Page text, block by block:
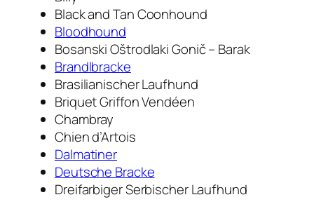
Black and Tan Coonhound
Bloodhound
Bosanski Oštrodlaki Gonič – Barak
Brandlbracke
Brasilianischer Laufhund
Briquet Griffon Vendéen
Chambray
Chien d’Artois
Dalmatiner
Deutsche Bracke
Dreifarbiger Serbischer Laufhund